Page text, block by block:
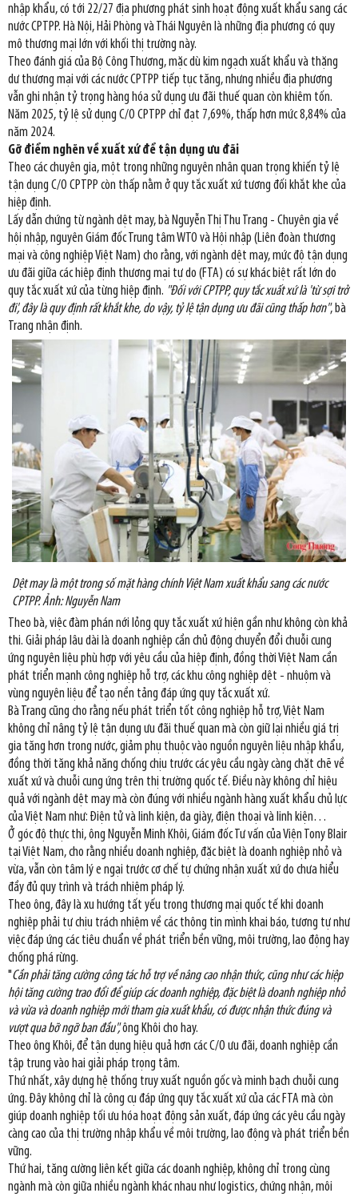
nhập khẩu, có tới 22/27 địa phương phát sinh hoạt động xuất khẩu sang các
nước CPTPP. Hà Nội, Hải Phòng và Thái Nguyên là những địa phương có quy
mô thương mại lớn với khối thị trường này.
Theo đánh giá của Bộ Công Thương, mặc dù kim ngạch xuất khẩu và thặng
dư thương mại với các nước CPTPP tiếp tục tăng, nhưng nhiều địa phương
vẫn ghi nhận tỷ trọng hàng hóa sử dụng ưu đãi thuế quan còn khiêm tốn.
Năm 2025, tỷ lệ sử dụng C/O CPTPP chỉ đạt 7,69%, thấp hơn mức 8,84% của
năm 2024.
Gỡ điểm nghẽn về xuất xứ để tận dụng ưu đãi
Theo các chuyên gia, một trong những nguyên nhân quan trọng khiến tỷ lệ
tận dụng C/O CPTPP còn thấp nằm ở quy tắc xuất xứ tương đối khắt khe của
hiệp định.
Lấy dẫn chứng từ ngành dệt may, bà Nguyễn Thị Thu Trang - Chuyên gia về
hội nhập, nguyên Giám đốc Trung tâm WTO và Hội nhập (Liên đoàn thương
mại và công nghiệp Việt Nam) cho rằng, với ngành dệt may, mức độ tận dụng
ưu đãi giữa các hiệp định thương mại tự do (FTA) có sự khác biệt rất lớn do
quy tắc xuất xứ của từng hiệp định. "Đối với CPTPP, quy tắc xuất xứ là 'từ sợi trở
đi', đây là quy định rất khắt khe, do vậy, tỷ lệ tận dụng ưu đãi cũng thấp hơn", bà
Trang nhận định.
Dệt may là một trong số mặt hàng chính Việt Nam xuất khẩu sang các nước
CPTPP. Ảnh: Nguyễn Nam
Theo bà, việc đàm phán nới lỏng quy tắc xuất xứ hiện gần như không còn khả
thi. Giải pháp lâu dài là doanh nghiệp cần chủ động chuyển đổi chuỗi cung
ứng nguyên liệu phù hợp với yêu cầu của hiệp định, đồng thời Việt Nam cần
phát triển mạnh công nghiệp hỗ trợ, các khu công nghiệp dệt - nhuộm và
vùng nguyên liệu để tạo nền tảng đáp ứng quy tắc xuất xứ.
Bà Trang cũng cho rằng nếu phát triển tốt công nghiệp hỗ trợ, Việt Nam
không chỉ nâng tỷ lệ tận dụng ưu đãi thuế quan mà còn giữ lại nhiều giá trị
gia tăng hơn trong nước, giảm phụ thuộc vào nguồn nguyên liệu nhập khẩu,
đồng thời tăng khả năng chống chịu trước các yêu cầu ngày càng chặt chẽ về
xuất xứ và chuỗi cung ứng trên thị trường quốc tế. Điều này không chỉ hiệu
quả với ngành dệt may mà còn đúng với nhiều ngành hàng xuất khẩu chủ lực
của Việt Nam như: Điện tử và linh kiện, da giày, điện thoại và linh kiện…
Ở góc độ thực thi, ông Nguyễn Minh Khôi, Giám đốc Tư vấn của Viện Tony Blair
tại Việt Nam, cho rằng nhiều doanh nghiệp, đặc biệt là doanh nghiệp nhỏ và
vừa, vẫn còn tâm lý e ngại trước cơ chế tự chứng nhận xuất xứ do chưa hiểu
đầy đủ quy trình và trách nhiệm pháp lý.
Theo ông, đây là xu hướng tất yếu trong thương mại quốc tế khi doanh
nghiệp phải tự chịu trách nhiệm về các thông tin mình khai báo, tương tự như
việc đáp ứng các tiêu chuẩn về phát triển bền vững, môi trường, lao động hay
chống phá rừng.
"Cần phải tăng cường công tác hỗ trợ về nâng cao nhận thức, cũng như các hiệp
hội tăng cường trao đổi để giúp các doanh nghiệp, đặc biệt là doanh nghiệp nhỏ
và vừa và doanh nghiệp mới tham gia xuất khẩu, có được nhận thức đúng và
vượt qua bỡ ngỡ ban đầu",ông Khôi cho hay.
Theo ông Khôi, để tận dụng hiệu quả hơn các C/O ưu đãi, doanh nghiệp cần
tập trung vào hai giải pháp trọng tâm.
Thứ nhất, xây dựng hệ thống truy xuất nguồn gốc và minh bạch chuỗi cung
ứng. Đây không chỉ là công cụ đáp ứng quy tắc xuất xứ của các FTA mà còn
giúp doanh nghiệp tối ưu hóa hoạt động sản xuất, đáp ứng các yêu cầu ngày
càng cao của thị trường nhập khẩu về môi trường, lao động và phát triển bền
vững.
Thứ hai, tăng cường liên kết giữa các doanh nghiệp, không chỉ trong cùng
ngành mà còn giữa nhiều ngành khác nhau như logistics, chứng nhận, môi